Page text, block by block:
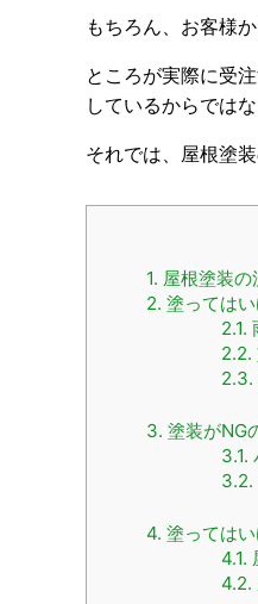
もちろん、お客様
ところが実際に受
しているからでは
それでは、屋根塗
1. 屋根塗装の
2. 塗っては
2.1.
2.2.
2.3.
3. 塗装がNG
3.1.
3.2.
4. 塗っては
4.1.
4.2.